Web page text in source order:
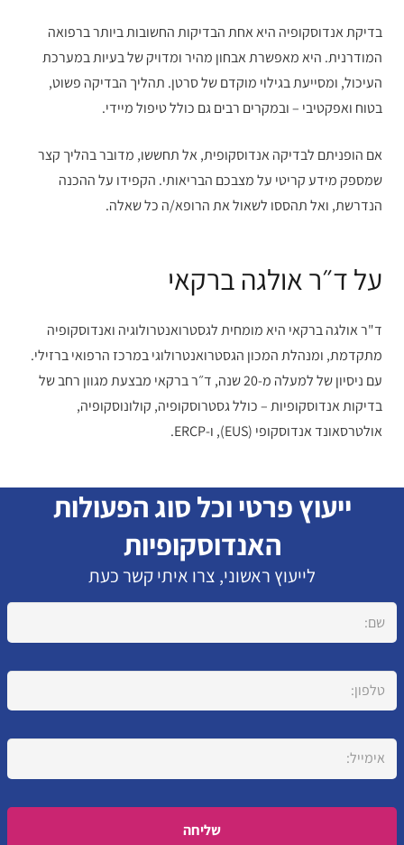
בדיקת אנדוסקופיה היא אחת הבדיקות החשובות ביותר ברפואה
המודרנית. היא מאפשרת אבחון מהיר ומדויק של בעיות במערכת
העיכול, ומסייעת בגילוי מוקדם של סרטן. תהליך הבדיקה פשוט,
בטוח ואפקטיבי – ובמקרים רבים גם כולל טיפול מיידי.
אם הופניתם לבדיקה אנדוסקופית, אל תחששו, מדובר בהליך קצר
שמספק מידע קריטי על מצבכם הבריאותי. הקפידו על ההכנה
הנדרשת, ואל תהססו לשאול את הרופא/ה כל שאלה.
על ד״ר אולגה ברקאי
ד"ר אולגה ברקאי היא מומחית לגסטרואנטרולוגיה ואנדוסקופיה
מתקדמת, ומנהלת המכון הגסטרואנטרולוגי במרכז הרפואי ברזילי.
עם ניסיון של למעלה מ-20 שנה, ד״ר ברקאי מבצעת מגוון רחב של
בדיקות אנדוסקופיות – כולל גסטרוסקופיה, קולונוסקופיה,
אולטרסאונד אנדוסקופי (EUS), ו-ERCP.
ייעוץ פרטי וכל סוג הפעולות
האנדוסקופיות
לייעוץ ראשוני, צרו איתי קשר כעת
Please leave this field empty.